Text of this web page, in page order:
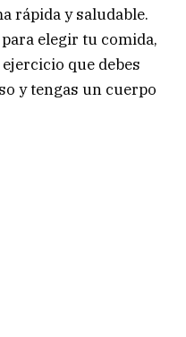
rápida y saludable.
elegir tu comida,
que debes
y tengas un cuerpo